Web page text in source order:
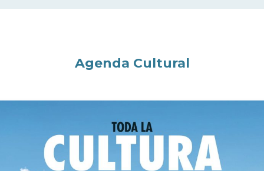
Agenda Cultural